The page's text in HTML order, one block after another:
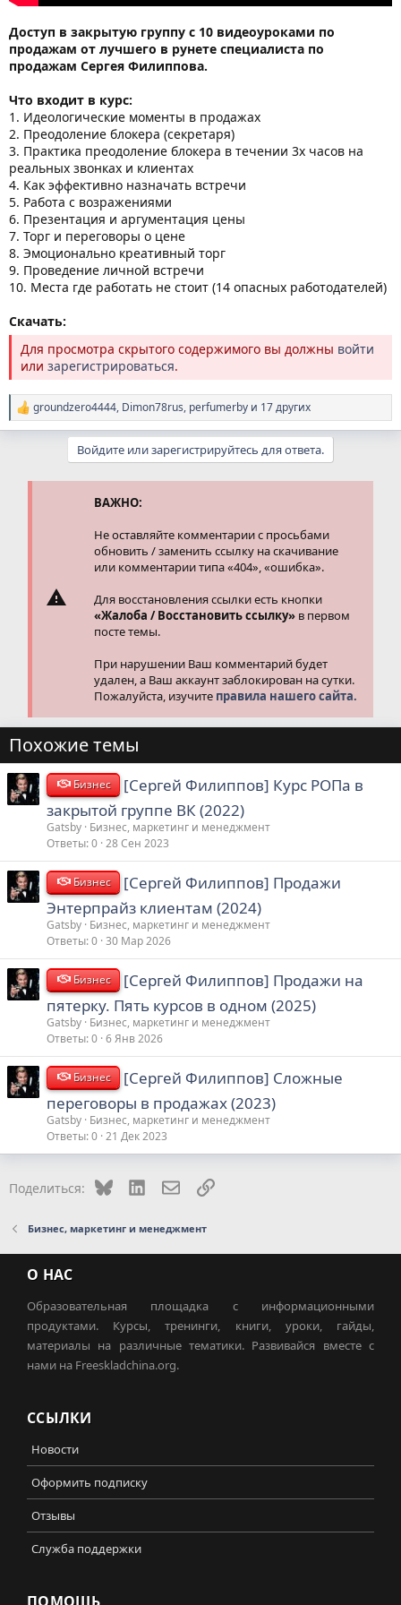
Доступ в закрытую группу с 10 видеоуроками по
продажам от лучшего в рунете специалиста по
продажам Сергея Филиппова.
Что входит в курс:
1. Идеологические моменты в продажах
2. Преодоление блокера (секретаря)
3. Практика преодоление блокера в течении 3х часов на
реальных звонках и клиентах
4. Как эффективно назначать встречи
5. Работа с возражениями
6. Презентация и аргументация цены
7. Торг и переговоры о цене
8. Эмоционально креативный торг
9. Проведение личной встречи
10. Места где работать не стоит (14 опасных работодателей)
Скачать:
Для просмотра скрытого содержимого вы должны войти
или зарегистрироваться.
Р
е
groundzero4444, Dimon78rus, perfumerby и 17 других
Войдите или зарегистрируйтесь для ответа.
ВАЖНО:
Не оставляйте комментарии с просьбами
обновить / заменить ссылку на скачивание
или комментарии типа «404», «ошибка».
Для восстановления ссылки есть кнопки
«Жалоба / Восстановить ссылку» в первом
посте темы.
При нарушении Ваш комментарий будет
удален, а Ваш аккаунт заблокирован на сутки.
Пожалуйста, изучите правила нашего сайта.
Похожие темы
Бизнес
[Сергей Филиппов] Курс РОПа в
закрытой группе ВК (2022)
Gatsby Бизнес, маркетинг и менеджмент
Ответы 0 28 Сен 2023
Бизнес
[Сергей Филиппов] Продажи
Энтерпрайз клиентам (2024)
Gatsby Бизнес, маркетинг и менеджмент
Ответы 0 30 Мар 2026
Бизнес
[Сергей Филиппов] Продажи на
пятерку. Пять курсов в одном (2025)
Gatsby Бизнес, маркетинг и менеджмент
Ответы 0 6 Янв 2026
Бизнес
[Сергей Филиппов] Сложные
переговоры в продажах (2023)
Gatsby Бизнес, маркетинг и менеджмент
Ответы 0 21 Дек 2023
Поделиться: Bluesky LinkedInЭлектронная почта
Ссылка
Бизнес, маркетинг и менеджмент
О НАС
Образовательная площадка с информационными
продуктами. Курсы, тренинги, книги, уроки, гайды,
материалы на различные тематики. Развивайся вместе с
нами на Freeskladchina.org.
ССЫЛКИ
Новости
Оформить подписку
Отзывы
Служба поддержки